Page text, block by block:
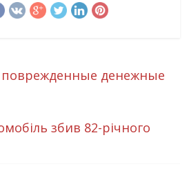
поврежденные денежные
збив 82-річного